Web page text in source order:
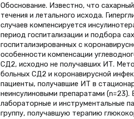
Обоснование. Известно, что
течения и летального исхода.
случаев компенсируется
период госпитализации и подбора
госпитализированных с
особенности компенсации
СД2, исходно не получавших ИТ.
больных СД2 и коронавирусной
пациенты, получавшие ИТ в
неинсулиновыми препаратами (n=23).
лабораторные и инструментальные
группу, получавшую терапию